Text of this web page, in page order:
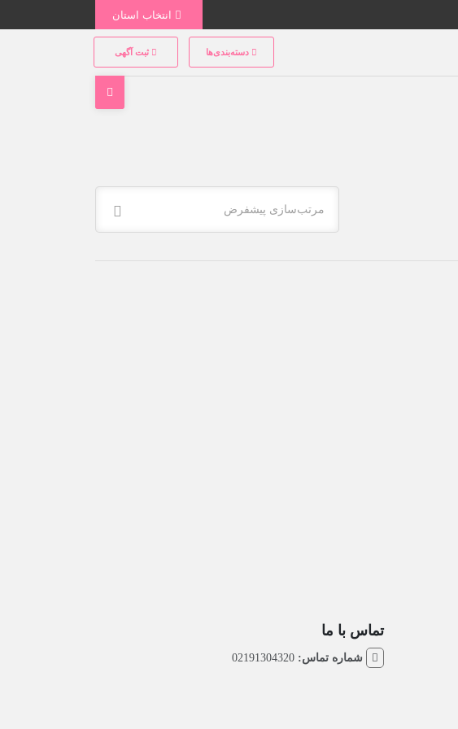
دسته‌بندی‌ها ثبت آگهی
مرتب‌سازی پیشفرض
تماس با ما
شماره تماس: 02191304320